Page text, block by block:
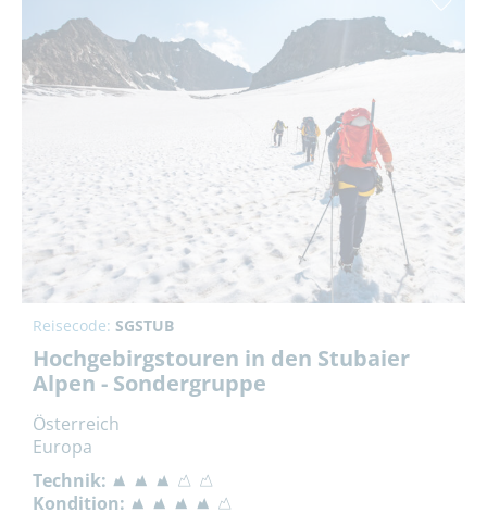
Reisecode: SGSTUB
Hochgebirgstouren in den Stubaier
Alpen - Sondergruppe
Österreich
Europa
Technik:
Kondition: